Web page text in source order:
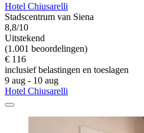
Hotel Chiusarelli
Stadscentrum van Siena
8,8/10
Uitstekend
(1.001 beoordelingen)
€ 116
inclusief belastingen en toeslagen
9 aug - 10 aug
Hotel Chiusarelli